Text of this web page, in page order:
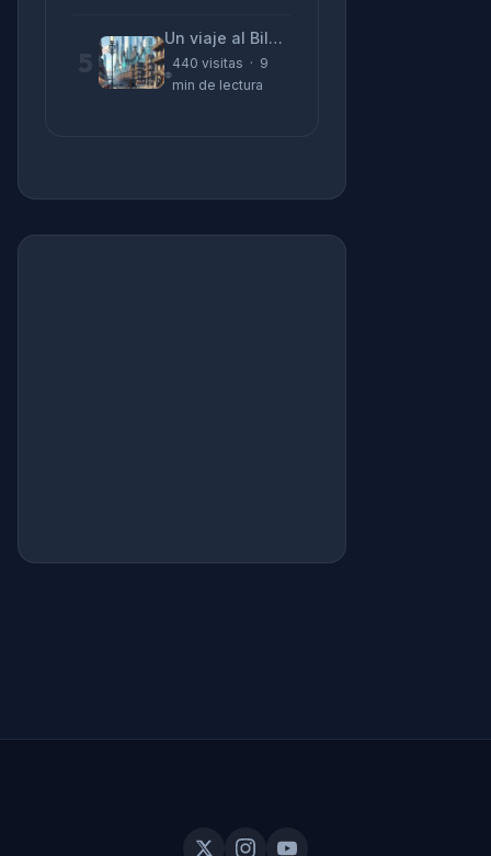
Un viaje al Bilbao de 2026 con sabor a 1895
440 visitas · 9
min de lectura